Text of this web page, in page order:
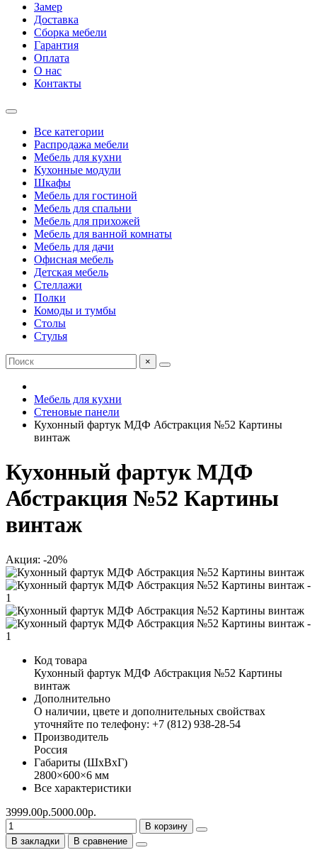
Замер
Доставка
Сборка мебели
Гарантия
Оплата
О нас
Контакты
Все категории
Распродажа мебели
Мебель для кухни
Кухонные модули
Шкафы
Мебель для гостиной
Мебель для спальни
Мебель для прихожей
Мебель для ванной комнаты
Мебель для дачи
Офисная мебель
Детская мебель
Стеллажи
Полки
Комоды и тумбы
Столы
Стулья
×
Мебель для кухни
Стеновые панели
Кухонный фартук МДФ Абстракция №52 Картины
винтаж
Кухонный фартук МДФ
Абстракция №52 Картины
винтаж
Акция: -20%
Код товара
Кухонный фартук МДФ Абстракция №52 Картины
винтаж
Дополнительно
О наличии, цвете и дополнительных свойствах
уточняйте по телефону: +7 (812) 938-28-54
Производитель
Россия
Габариты (ШхВхГ)
2800×600×6 мм
Все характеристики
3999.00р.5000.00р.
В корзину
В закладки
В сравнение